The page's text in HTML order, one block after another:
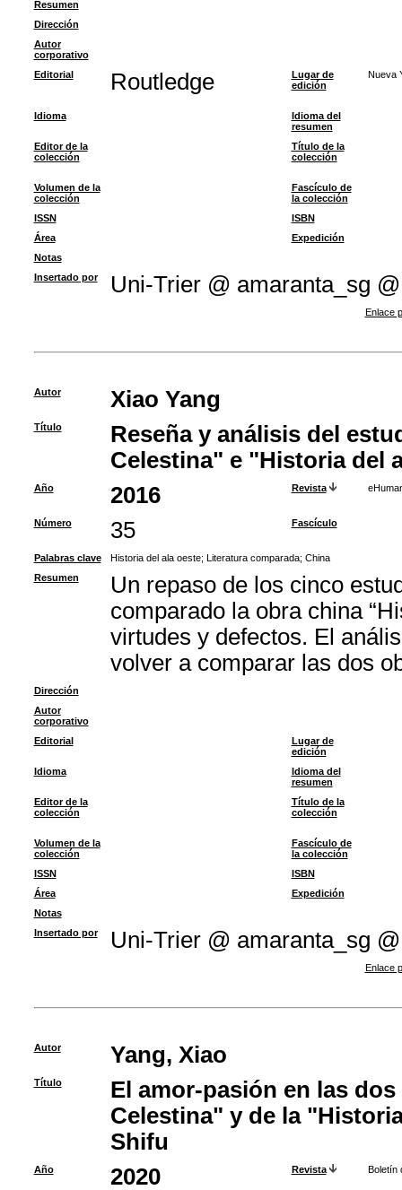
Resumen
Dirección
Autor
corporativo
Editorial
Routledge
Lugar de
edición
Nueva
Idioma
Idioma del
resumen
Editor de la
colección
Título de la
colección
Volumen de la
colección
Fascículo de
la colección
ISSN
ISBN
Área
Expedición
Notas
Insertado por
Uni-Trier @ amaranta_sg @
Enlace
Autor Xiao Yang
Título
Reseña y análisis del
Celestina" e "Historia del
Año 2016 Revista
Número 35 Fascículo
Palabras clave Historia del ala oeste; Literatura comparada; China
Resumen
Un repaso de los cinco
comparado la obra china
virtudes y defectos. El
volver a comparar las dos
Dirección
Autor
corporativo
Editorial
Lugar de
edición
Idioma
Idioma del
resumen
Editor de la
colección
Título de la
colección
Volumen de la
colección
Fascículo de
la colección
ISSN
ISBN
Área
Expedición
Notas
Insertado por
Uni-Trier @ amaranta_sg @
Enlace
Autor Yang, Xiao
Título
El amor-pasión en las
Celestina" y de la
Shifu
Año 2020 Revista Boletín